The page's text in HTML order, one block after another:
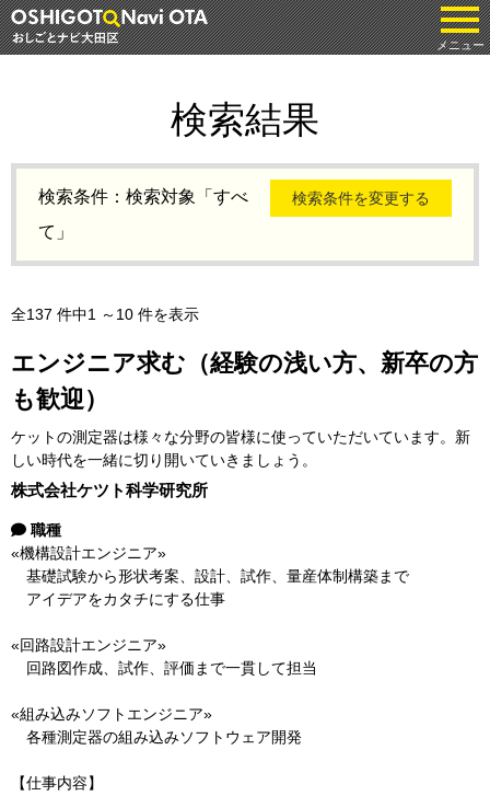
メニュー
検索結果
検索条件を変更する
検索条件：検索対象「すべ
て」
全137 件中1 ～10 件を表示
エンジニア求む（経験の浅い方、新卒の方
も歓迎）
ケットの測定器は様々な分野の皆様に使っていただいています。新
しい時代を一緒に切り開いていきましょう。
株式会社ケツト科学研究所
職種
«機構設計エンジニア»
基礎試験から形状考案、設計、試作、量産体制構築まで
アイデアをカタチにする仕事
«回路設計エンジニア»
回路図作成、試作、評価まで一貫して担当
«組み込みソフトエンジニア»
各種測定器の組み込みソフトウェア開発
【仕事内容】